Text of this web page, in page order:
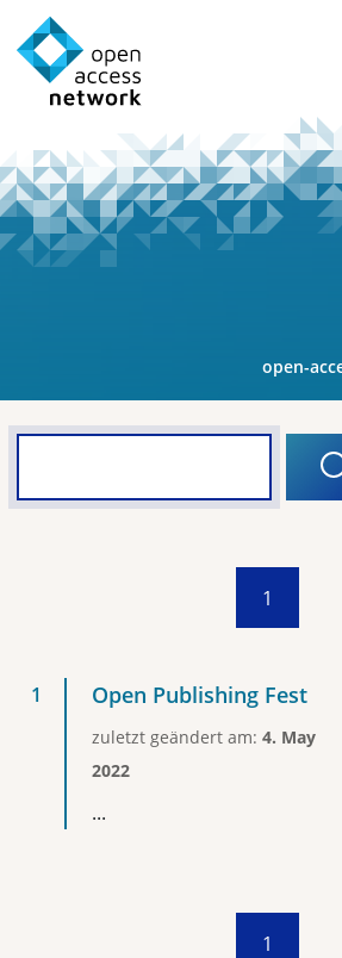
open-
1
Open Publishing Fest
zuletzt geändert am: 4. May
2022
...
1